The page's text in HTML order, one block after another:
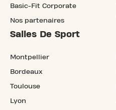
Basic-Fit Corporate
Nos partenaires
Salles De Sport
Montpellier
Bordeaux
Toulouse
Lyon